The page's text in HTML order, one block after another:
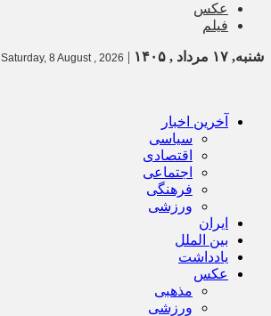
عکس
فیلم
شنبه, ۱۷ مرداد , ۱۴۰۵ |
Saturday, 8 August , 2026
آخرین اخبار
سیاسی
اقتصادی
اجتماعی
فرهنگی
ورزشی
ایران
بین الملل
یادداشت
عکس
مذهبی
ورزشی